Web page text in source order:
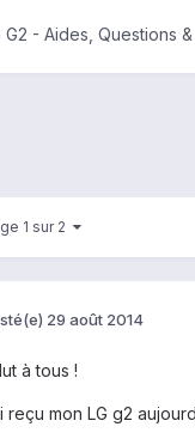
G2 - Aides, Questions
1 sur 2
29 août 2014
à tous !
reçu mon LG g2